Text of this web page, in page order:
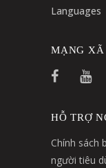
Languages
MẠNG XÃ
HỖ TRỢ
Chính sách
người tiêu